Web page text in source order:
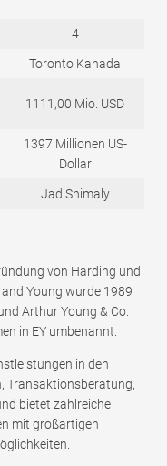
4
Toronto Kanada
1111,00 Mio. USD
1397 Millionen US-
Dollar
Jad Shimaly
von Harding und
Young wurde 1989
Arthur Young & Co.
in EY umbenannt.
in den
Transaktionsberatung,
bietet zahlreiche
mit großartigen